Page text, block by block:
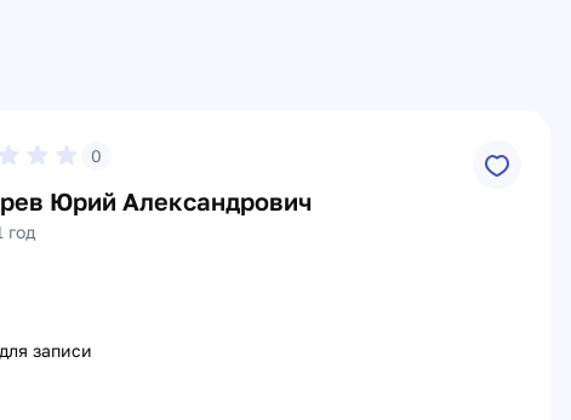
0
Юрий Александрович
год
записи